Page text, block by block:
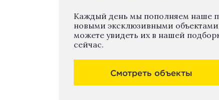
Каждый день мы пополняем наше
новыми эксклюзивными
можете увидеть их в нашей
сейчас.
Смотреть объекты